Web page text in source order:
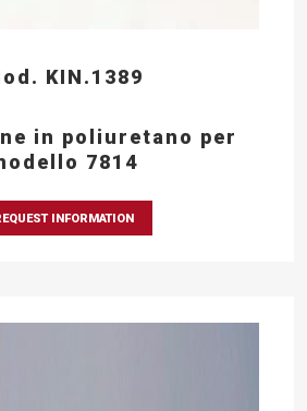
KIN.1389
in poliuretano per
7814
INFORMATION